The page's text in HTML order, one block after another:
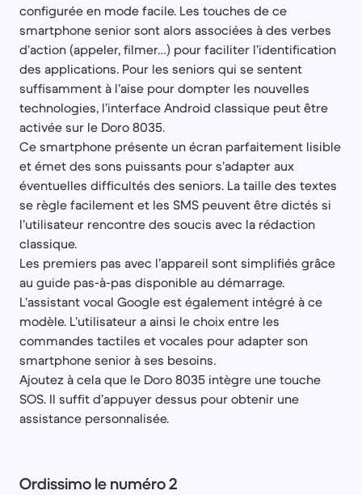
configurée en mode facile. Les touches de ce
smartphone senior sont alors associées à des verbes
d’action (appeler, filmer…) pour faciliter l’identification
des applications. Pour les seniors qui se sentent
suffisamment à l’aise pour dompter les nouvelles
technologies, l’interface Android classique peut être
activée sur le Doro 8035.
Ce smartphone présente un écran parfaitement lisible
et émet des sons puissants pour s’adapter aux
éventuelles difficultés des seniors. La taille des textes
se règle facilement et les SMS peuvent être dictés si
l’utilisateur rencontre des soucis avec la rédaction
classique.
Les premiers pas avec l’appareil sont simplifiés grâce
au guide pas-à-pas disponible au démarrage.
L’assistant vocal Google est également intégré à ce
modèle. L’utilisateur a ainsi le choix entre les
commandes tactiles et vocales pour adapter son
smartphone senior à ses besoins.
Ajoutez à cela que le Doro 8035 intègre une touche
SOS. Il suffit d’appuyer dessus pour obtenir une
assistance personnalisée.
Ordissimo le numéro 2